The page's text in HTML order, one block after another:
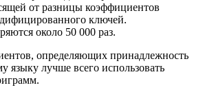
от разницы коэффициентов
ключей.
около 50 000 раз.
определяющих принадлежность
языку лучше всего использовать